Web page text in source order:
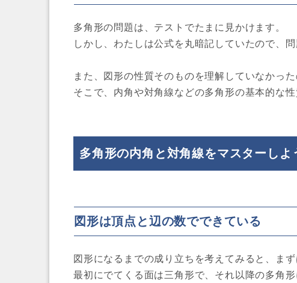
多角形の問題は、テストでたまに見かけます。
しかし、わたしは公式を丸暗記していたので、
また、図形の性質そのものを理解していなかっ
そこで、内角や対角線などの多角形の基本的な
多角形の内角と対角線をマスターしよ
図形は頂点と辺の数でできている
図形になるまでの成り立ちを考えてみると、ま
最初にでてくる面は三角形で、それ以降の多角